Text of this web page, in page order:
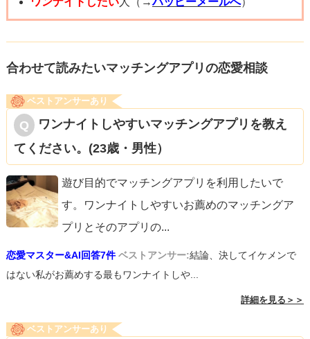
ったり、前向きになれない時はそれが自然な感情なので受
け入れて。決して自身のお気持ちを否定しないでください
ね。心理学系の本を読むのもおすすめですよ。トラウマと
ニングを繰り返す中で、思考回路もちょっとずつ変わって
いけるかもです。頑張ってください。
合わせて読みたいマッチングアプリの恋愛相談
ベストアンサーあり
ワンナイトしやすいマッチングアプリを教え
てください。(23歳・男性）
遊び目的でマッチングアプリを利用したいで
す。ワンナイトしやすいお薦めのマッチングア
プリとそのアプリの...
恋愛マスター&AI回答7件 ベストアンサー:結論、決してイケメンで
はない私がお薦めする最もワンナイトしや...
詳細を見る＞＞
ベストアンサーあり